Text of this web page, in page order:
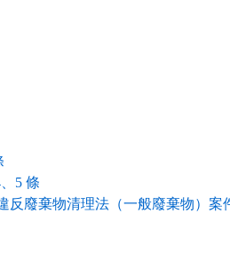
5 條
反廢棄物清理法（一般廢棄物）案